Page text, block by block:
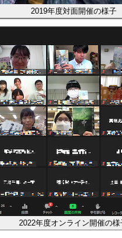
2019年度対面開催の様子
2022年度オンライン開催の様